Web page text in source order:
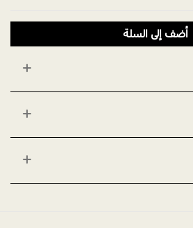
أضف إلى السلة